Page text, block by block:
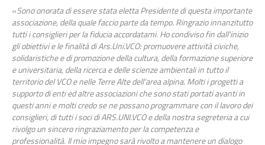
«Sono onorata di essere stata eletta Presidente di questa importante
associazione, della quale faccio parte da tempo. Ringrazio innanzitutto
tutti i consiglieri per la fiducia accordatami. Ho condiviso fin dall'inizio
gli obiettivi e le finalità di Ars.Uni.VCO: promuovere attività civiche,
solidaristiche e di promozione della cultura, della formazione superiore
e universitaria, della ricerca e delle scienze ambientali in tutto il
territorio del VCO e nelle Terre Alte dell'area alpina. Molti i progetti a
supporto di enti ed altre associazioni che sono stati portati avanti in
questi anni e molti credo se ne possano programmare con il lavoro dei
consiglieri, di tutti i soci di ARS.UNI.VCO e della nostra segreteria a cui
rivolgo un sincero ringraziamento per la competenza e
professionalità. Il mio impegno sarà rivolto a mantenere un dialogo